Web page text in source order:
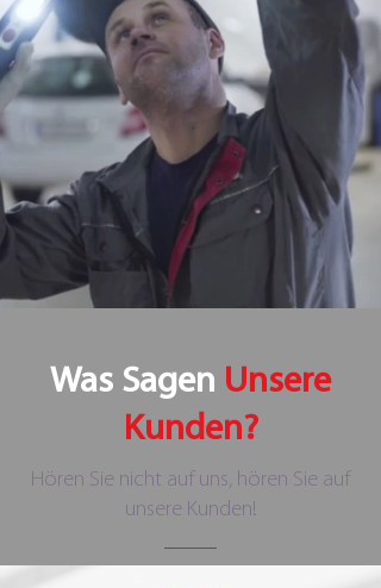
Was Sagen Unsere
Kunden?
Hören Sie nicht auf uns, hören Sie auf
unsere Kunden!